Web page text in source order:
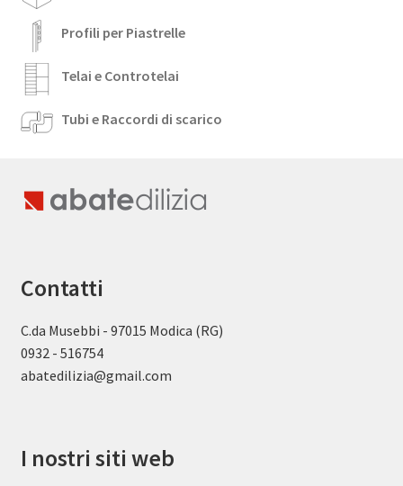
Profili per Piastrelle
Telai e Controtelai
Tubi e Raccordi di scarico
Contatti
C.da Musebbi - 97015 Modica (RG)
0932 - 516754
abatedilizia@gmail.com
I nostri siti web